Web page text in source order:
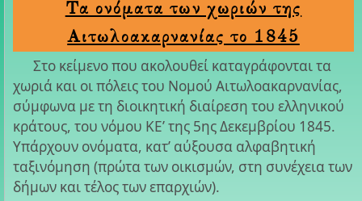
Τα ονόματα των χωριών της
Αιτωλοακαρνανίας το 1845
Στο κείμενο που ακολουθεί καταγράφονται τα
χωριά και οι πόλεις του Νομού Αιτωλοακαρνανίας,
σύμφωνα με τη διοικητική διαίρεση του ελληνικού
κράτους, του νόμου ΚΕ’ της 5ης Δεκεμβρίου 1845.
Υπάρχουν ονόματα, κατ’ αύξουσα αλφαβητική
ταξινόμηση (πρώτα των οικισμών, στη συνέχεια των
δήμων και τέλος των επαρχιών).